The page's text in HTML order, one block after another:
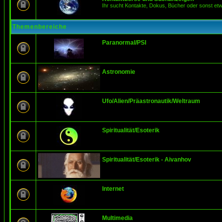
Ihr sucht Kontakte, Dokus, Bücher oder sonst
Themenbereiche
Paranormal/PSI
Astronomie
Ufo/Alien/Präastronautik/Weltraum
Spiritualität/Esoterik
Spiritualität/Esoterik - Aivanhov
Internet
Multimedia